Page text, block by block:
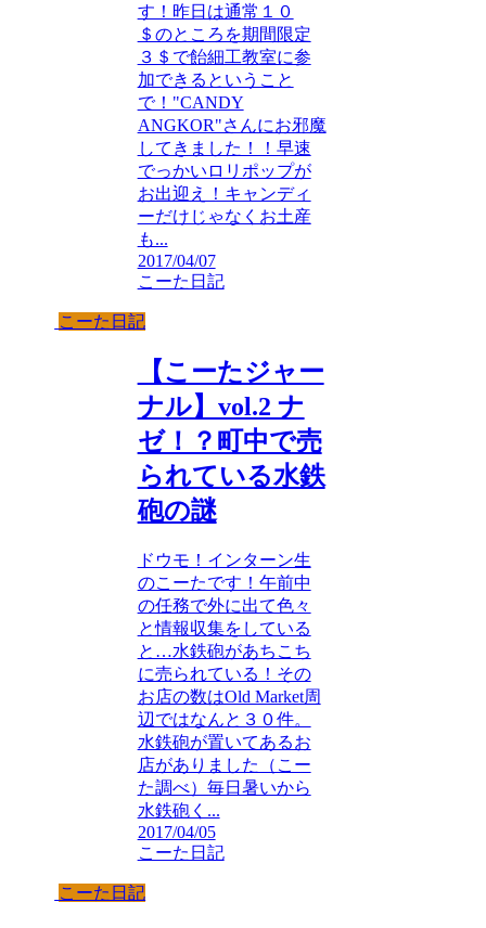
す！昨日は通常１０
＄のところを期間限定
３＄で飴細工教室に参
加できるということ
で！"CANDY
ANGKOR"さんにお邪魔
してきました！！早速
でっかいロリポップが
お出迎え！キャンディ
ーだけじゃなくお土産
も...
2017/04/07
こーた日記
こーた日記
【こーたジャー
ナル】vol.2 ナ
ゼ！？町中で売
られている水鉄
砲の謎
ドウモ！インターン生
のこーたです！午前中
の任務で外に出て色々
と情報収集をしている
と…水鉄砲があちこち
に売られている！その
お店の数はOld Market周
辺ではなんと３０件。
水鉄砲が置いてあるお
店がありました（こー
た調べ）毎日暑いから
水鉄砲く...
2017/04/05
こーた日記
こーた日記